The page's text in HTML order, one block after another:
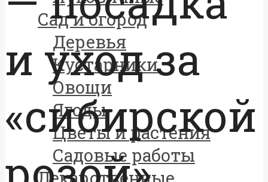
Сад и огород
Деревья
Кустарники
Овощи
Ягоды
Цветы и растения
Садовые работы
и уход за
«сибирской